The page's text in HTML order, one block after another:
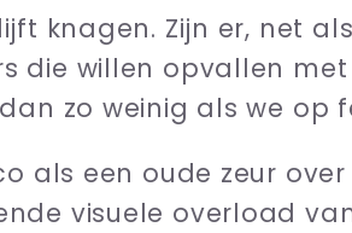
knagen. Zijn er, net
die willen opvallen met
zo weinig als we op
als een oude zeur
visuele overload